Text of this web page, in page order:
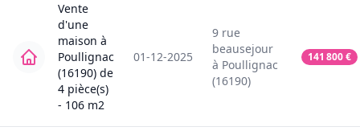
Vente
d'une
maison à
Poullignac
(16190) de
4 pièce(s)
- 106 m2
01-12-2025
9 rue
beausejour
à Poullignac
(16190)
141 800€